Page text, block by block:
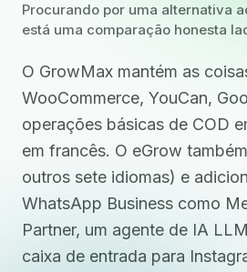
Procurando por uma alternativa
está uma comparação honesta
O GrowMax mantém as
WooCommerce, YouCan,
operações básicas de COD
em francês. O eGrow
outros sete idiomas) e
WhatsApp Business como
Partner, um agente de IA
caixa de entrada para